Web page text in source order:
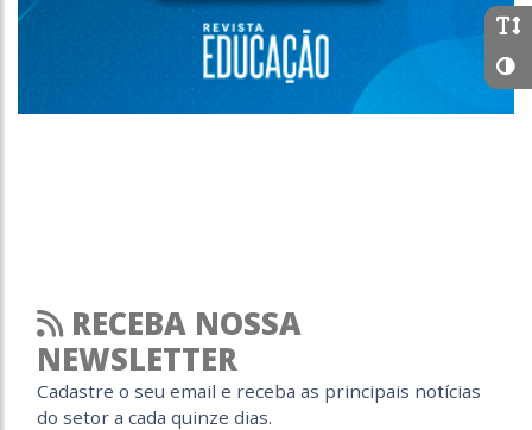
RECEBA NOSSA
NEWSLETTER
Cadastre o seu email e receba as principais notícias
do setor a cada quinze dias.